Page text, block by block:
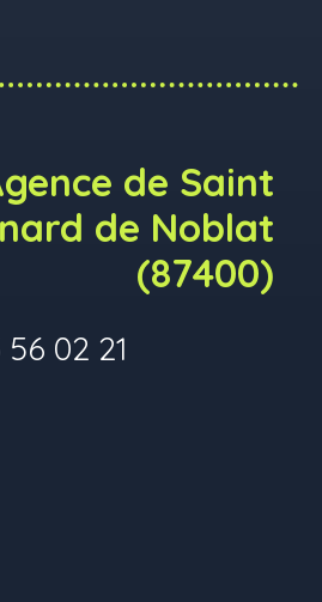
de Saint
de Noblat
(87400)
02 21